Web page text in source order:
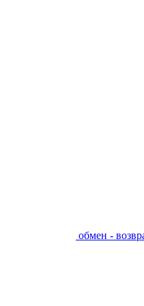
обмен -